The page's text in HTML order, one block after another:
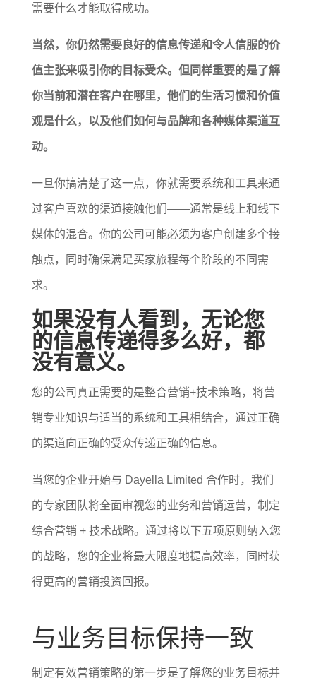
需要什么才能取得成功。
当然，你仍然需要良好的信息传递和令人信服的价
值主张来吸引你的目标受众。但同样重要的是了解
你当前和潜在客户在哪里，他们的生活习惯和价值
观是什么，以及他们如何与品牌和各种媒体渠道互
动。
一旦你搞清楚了这一点，你就需要系统和工具来通
过客户喜欢的渠道接触他们——通常是线上和线下
媒体的混合。你的公司可能必须为客户创建多个接
触点，同时确保满足买家旅程每个阶段的不同需
求。
如果没有人看到，无论您
的信息传递得多么好，都
没有意义。
您的公司真正需要的是整合营销+技术策略，将营
销专业知识与适当的系统和工具相结合，通过正确
的渠道向正确的受众传递正确的信息。
当您的企业开始与 Dayella Limited 合作时，我们
的专家团队将全面审视您的业务和营销运营，制定
综合营销 + 技术战略。通过将以下五项原则纳入您
的战略，您的企业将最大限度地提高效率，同时获
得更高的营销投资回报。
与业务目标保持一致
制定有效营销策略的第一步是了解您的业务目标并